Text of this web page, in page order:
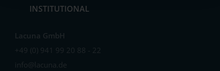
INSTITUTIONAL
Lacuna GmbH
+49 (0) 941 99 20 88 - 22
info@lacuna.de